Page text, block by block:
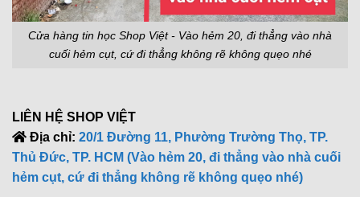
Cửa hàng tin học Shop Việt - Vào hẻm 20, đi thẳng vào nhà
cuối hẻm cụt, cứ đi thẳng không rẽ không quẹo nhé
LIÊN HỆ SHOP VIỆT
Địa chỉ: 20/1 Đường 11, Phường Trường Thọ, TP.
Thủ Đức, TP. HCM (Vào hẻm 20, đi thẳng vào nhà cuối
hẻm cụt, cứ đi thẳng không rẽ không quẹo nhé)